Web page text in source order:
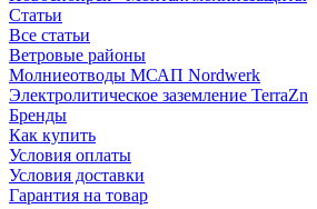
Статьи
Все статьи
Ветровые районы
Молниеотводы МСАП Nordwerk
Электролитическое заземление TerraZn
Бренды
Как купить
Условия оплаты
Условия доставки
Гарантия на товар